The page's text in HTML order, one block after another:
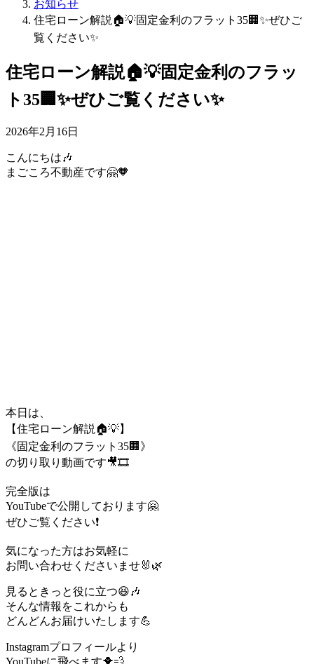
お知らせ
住宅ローン解説🏠💡固定金利のフラット35🏢✨ぜひご
覧ください✨
住宅ローン解説🏠💡固定金利のフラッ
ト35🏢✨ぜひご覧ください✨
2026年2月16日
こんにちは🎶
まごころ不動産です🤗🧡
本日は、
【住宅ローン解説🏠💡】
《固定金利のフラット35🏢》
の切り取り動画です🎥🎞️
完全版は
YouTubeで公開しております🤗
ぜひご覧ください❗️
気になった方はお気軽に
お問い合わせくださいませ🐰🌿
見るときっと役に立つ😆🎶
そんな情報をこれからも
どんどんお届けいたします💪
Instagramプロフィールより
YouTubeに飛べます🐥💨